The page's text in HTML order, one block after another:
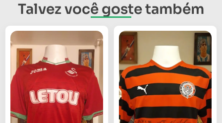
Talvez você goste também